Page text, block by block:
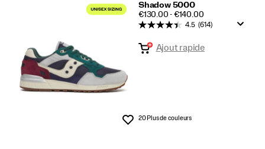
Shadow 5000
PRICE
€130.00 - €140.00
Liste de souhaits
4.5 (614)
Ajout rapide
20 Plus de couleurs